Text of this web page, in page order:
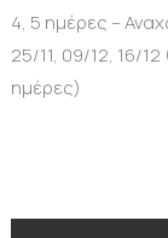
4, 5 ημέρες –
25/11, 09/12, 16/
ημέρες)